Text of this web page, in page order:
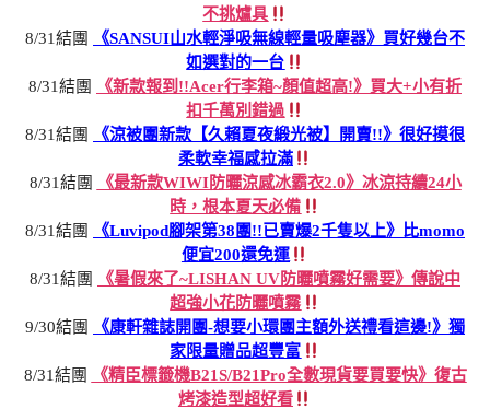
不挑爐具
8/31結團
《SANSUI山水輕淨吸無線輕量吸塵器》買好幾台不
如選對的一台
8/31結團
《新款報到!!Acer行李箱~顏值超高!》買大+小有折
扣千萬別錯過
8/31結團
《涼被團新款【久賴夏夜緞光被】開賣!!》很好摸很
柔軟幸福感拉滿
8/31結團
《最新款WIWI防曬涼感冰霸衣2.0》冰涼持續24小
時，根本夏天必備
8/31結團
《Luvipod腳架第38團!!已賣爆2千隻以上》比momo
便宜200還免運
8/31結團
《暑假來了~LISHAN UV防曬噴霧好需要》傳說中
超強小花防曬噴霧
9/30結團
《康軒雜誌開團-想要小環團主額外送禮看這邊!》獨
家限量贈品超豐富
8/31結團
《精臣標籤機B21S/B21Pro全數現貨要買要快》復古
烤漆造型超好看